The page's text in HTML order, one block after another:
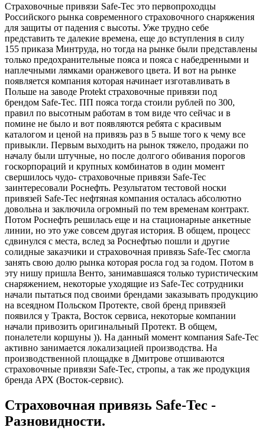
Страховочные привязи Safe-Tec это первопроходцы
Российского рынка современного страховочного снаряжения
для защиты от падения с высоты. Уже трудно себе
представить те далекие времена, еще до вступления в силу
155 приказа Минтруда, но тогда на рынке были представлены
только предохранительные пояса и пояса с набедренными и
наплечными лямками оранжевого цвета. И вот на рынке
появляется компания которая начинает изготавливать в
Польше на заводе Protekt страховочные привязи под
брендом Safe-Tec. ПП пояса тогда стоили рублей по 300,
правил по высотным работам в том виде что сейчас и в
помине не было и вот появляются ребята с красивым
каталогом и ценой на привязь раз в 5 выше того к чему все
привыкли. Первым выходить на рынок тяжело, продажи по
началу были штучные, но после долгого обивания порогов
госкорпораций и крупных комбинатов в один момент
свершилось чудо- страховочные привязи Safe-Tec
заинтересовали Роснефть. Результатом тестовой носки
привязей Safe-Tec нефтяная компания осталась абсолютно
довольна и заключила огромный по тем временам контракт.
Потом Роснефть решилась еще и на стационарные анкетные
линии, но это уже совсем другая история. В общем, процесс
сдвинулся с места, вслед за Роснефтью пошли и другие
солидные заказчики и страховочная привязь Safe-Tec смогла
занять свою долю рынка которая росла год за годом. Потом в
эту нишу пришла Венто, занимавшаяся только туристическим
снаряжением, некоторые уходящие из Safe-Tec сотрудники
начали пытаться под своими брендами заказывать продукцию
на всеядном Польском Протекте, свой бренд привязей
появился у Тракта, Восток сервиса, некоторые компании
начали привозить оригинальный Протект. В общем,
поналетели коршуны )). На данный момент компания Safe-Tec
активно занимается локализацией производства. На
производственной площадке в Дмитрове отшиваются
страховочные привязи Safe-Tec, стропы, а так же продукция
бренда АРХ (Восток-сервис).
Страховочная привязь Safe-Tec -
Разновидности.